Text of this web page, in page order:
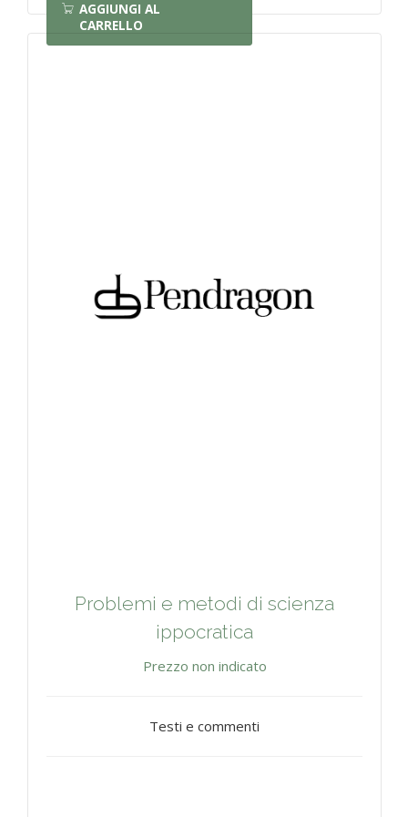
AGGIUNGI AL
CARRELLO
Problemi e metodi di scienza
ippocratica
Prezzo non indicato
Testi e commenti